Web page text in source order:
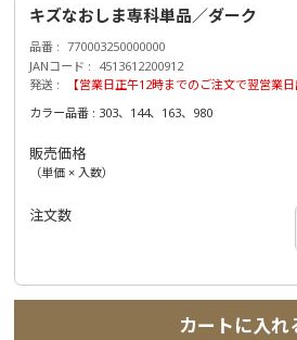
キズなおしま専科単品／ダーク
品番
770003250000000
JANコード
4513612200912
発送
【営業日正午12時までのご注文で翌営業日
カラー品番 : 303、144、163、980
販売価格
（単価 × 入数）
注文数
カートに入れ